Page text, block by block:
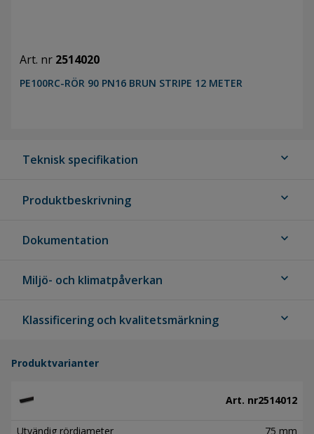
Art. nr 2514020
PE100RC-RÖR 90 PN16 BRUN STRIPE 12 METER
Teknisk specifikation expand_more
Produktbeskrivning expand_more
Dokumentation expand_more
Miljö- och klimatpåverkan expand_more
Klassificering och kvalitetsmärkning expand_more
Produktvarianter
Art. nr2514012
Utvändig rördiameter
75 mm